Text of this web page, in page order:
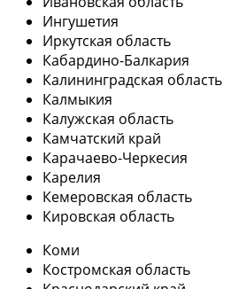
Ингушетия
Иркутская область
Кабардино-Балкария
Калининградская область
Калмыкия
Калужская область
Камчатский край
Карачаево-Черкесия
Карелия
Кемеровская область
Кировская область
Коми
Костромская область